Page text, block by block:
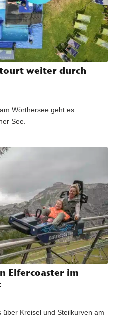
weiter durch
Wörthersee geht es
See.
Elfercoaster im
über Kreisel und Steilkurven am